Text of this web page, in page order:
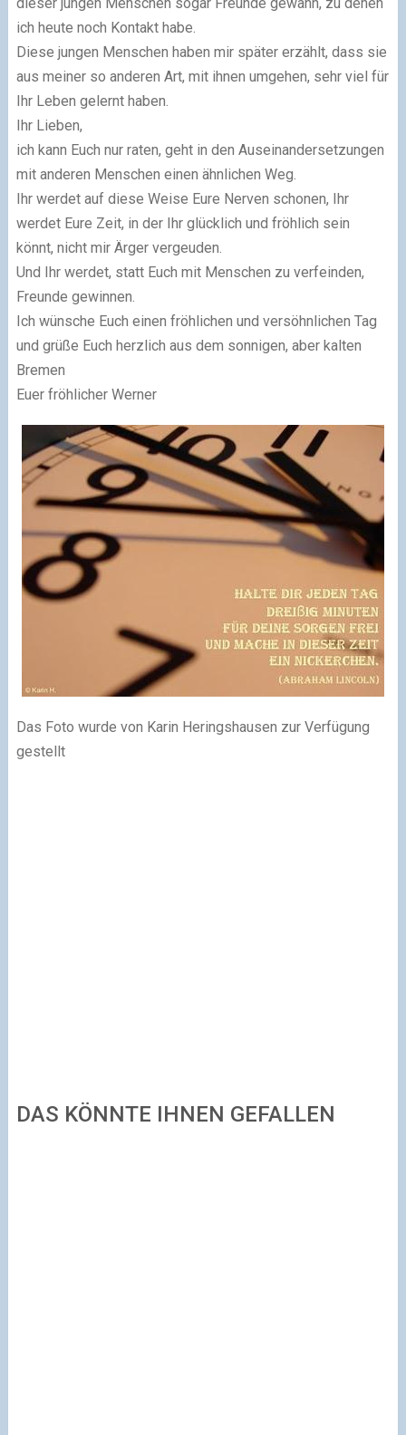
ich heute noch Kontakt habe.
Diese jungen Menschen haben mir später erzählt, dass sie
aus meiner so anderen Art, mit ihnen umgehen, sehr viel für
Ihr Leben gelernt haben.
Ihr Lieben,
ich kann Euch nur raten, geht in den Auseinandersetzungen
mit anderen Menschen einen ähnlichen Weg.
Ihr werdet auf diese Weise Eure Nerven schonen, Ihr
werdet Eure Zeit, in der Ihr glücklich und fröhlich sein
könnt, nicht mir Ärger vergeuden.
Und Ihr werdet, statt Euch mit Menschen zu verfeinden,
Freunde gewinnen.
Ich wünsche Euch einen fröhlichen und versöhnlichen Tag
und grüße Euch herzlich aus dem sonnigen, aber kalten
Bremen
Euer fröhlicher Werner
Das Foto wurde von Karin Heringshausen zur Verfügung
gestellt
DAS KÖNNTE IHNEN GEFALLEN